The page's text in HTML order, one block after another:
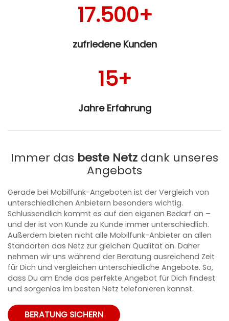
17.500+
zufriedene Kunden
15+
Jahre Erfahrung
Immer das beste Netz dank unseres
Angebots
Gerade bei Mobilfunk-Angeboten ist der Vergleich von
unterschiedlichen Anbietern besonders wichtig.
Schlussendlich kommt es auf den eigenen Bedarf an –
und der ist von Kunde zu Kunde immer unterschiedlich.
Außerdem bieten nicht alle Mobilfunk-Anbieter an allen
Standorten das Netz zur gleichen Qualität an. Daher
nehmen wir uns während der Beratung ausreichend Zeit
für Dich und vergleichen unterschiedliche Angebote. So,
dass Du am Ende das perfekte Angebot für Dich findest
und sorgenlos im besten Netz telefonieren kannst.
BERATUNG SICHERN